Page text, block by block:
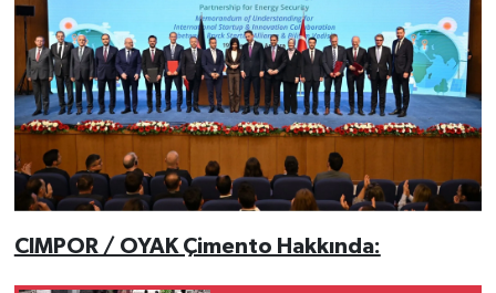
CIMPOR / OYAK Çimento Hakkında: